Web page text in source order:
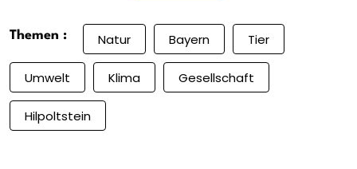
Themen : Natur Bayern Tier
Umwelt Klima Gesellschaft
Hilpoltstein